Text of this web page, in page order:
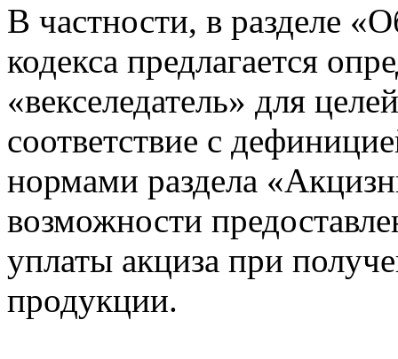
В частности, в разделе
кодекса предлагается
«векселедатель» для
соответствие с
нормами раздела
возможности
уплаты акциза при
продукции.